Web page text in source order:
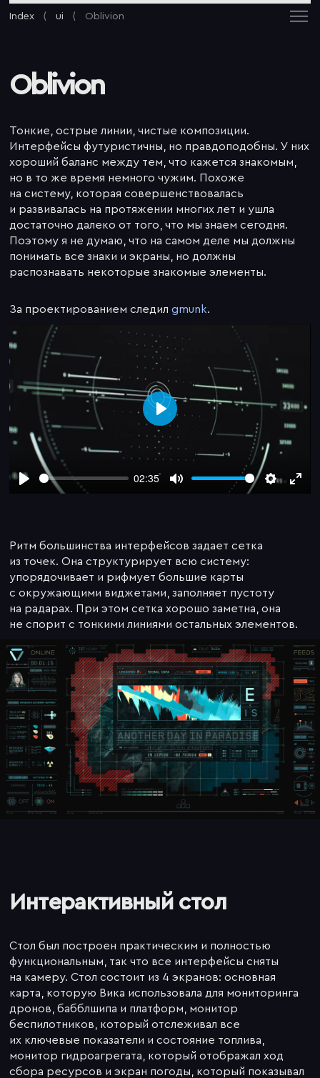
Index ui Oblivion
Oblivion
Тонкие, острые линии, чистые композиции.
Интерфейсы футуристичны, но правдоподобны. У них
хороший баланс между тем, что кажется знакомым,
но в то же время немного чужим. Похоже
на систему, которая совершенствовалась
и развивалась на протяжении многих лет и ушла
достаточно далеко от того, что мы знаем сегодня.
Поэтому я не думаю, что на самом деле мы должны
понимать все знаки и экраны, но должны
распознавать некоторые знакомые элементы.
За проектированием следилgmunk.
02:35
Play
Ритм большинства интерфейсов задает сетка
из точек. Она структурирует всю систему:
упорядочивает и рифмует большие карты
с окружающими виджетами, заполняет пустоту
на радарах. При этом сетка хорошо заметна, она
не спорит с тонкими линиями остальных элементов.
Интерактивный стол
Стол был построен практическим и полностью
функциональным, так что все интерфейсы сняты
на камеру. Стол состоит из 4 экранов: основная
карта, которую Вика использовала для мониторинга
дронов, бабблшипа и платформ, монитор
беспилотников, который отслеживал все
их ключевые показатели и состояние топлива,
монитор гидроагрегата, который отображал ход
сбора ресурсов и экран погоды, который показывал